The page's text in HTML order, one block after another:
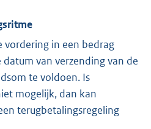
vordering in een bedrag
van verzending van de
te voldoen. Is
mogelijk, dan kan
terugbetalingsregeling